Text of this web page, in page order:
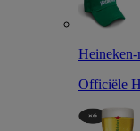
Heineken-
Officiële